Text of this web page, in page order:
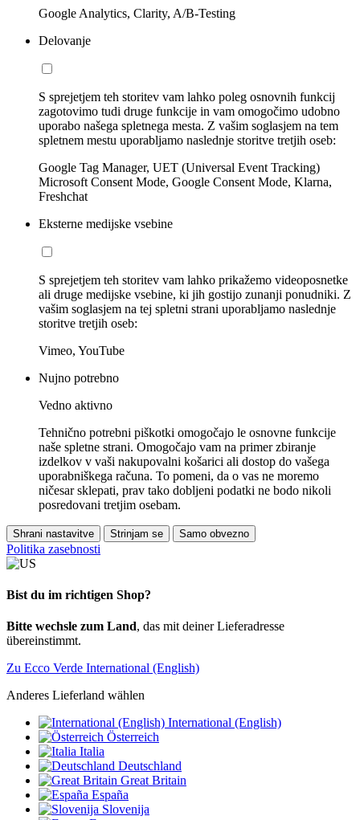
Google Analytics, Clarity, A/B-Testing
Delovanje
S sprejetjem teh storitev vam lahko poleg osnovnih funkcij
zagotovimo tudi druge funkcije in vam omogočimo udobno
uporabo našega spletnega mesta. Z vašim soglasjem na tem
spletnem mestu uporabljamo naslednje storitve tretjih oseb:
Google Tag Manager, UET (Universal Event Tracking)
Microsoft Consent Mode, Google Consent Mode, Klarna,
Freshchat
Eksterne medijske vsebine
S sprejetjem teh storitev vam lahko prikažemo videoposnetke
ali druge medijske vsebine, ki jih gostijo zunanji ponudniki. Z
vašim soglasjem na tej spletni strani uporabljamo naslednje
storitve tretjih oseb:
Vimeo, YouTube
Nujno potrebno
Vedno aktivno
Tehnično potrebni piškotki omogočajo le osnovne funkcije
naše spletne strani. Omogočajo vam na primer zbiranje
izdelkov v vaši nakupovalni košarici ali dostop do vašega
uporabniškega računa. To pomeni, da o vas ne moremo
ničesar sklepati, prav tako dobljeni podatki ne bodo nikoli
posredovani tretjim osebam.
Shrani nastavitve Strinjam se Samo obvezno
Politika zasebnosti
Bist du im richtigen Shop?
Bitte wechsle zum Land, das mit deiner Lieferadresse
übereinstimmt.
Zu Ecco Verde International (English)
Anderes Lieferland wählen
International (English)
Österreich
Italia
Deutschland
Great Britain
España
Slovenija